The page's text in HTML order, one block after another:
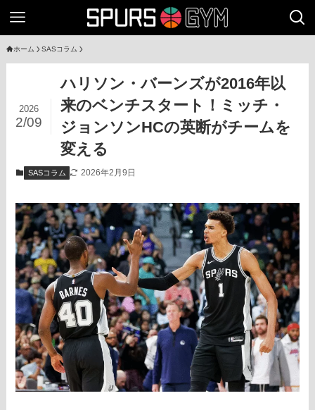
ホーム SASコラム
ハリソン・バーンズが2016年以
来のベンチスタート！ミッチ・
ジョンソンHCの英断がチームを
変える
2026
2/09
SASコラム 2026年2月9日